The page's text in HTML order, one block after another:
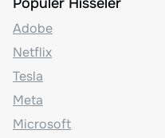
Adobe
Netflix
Tesla
Meta
Microsoft